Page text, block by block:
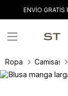
ENVÍO
Ropa Camisas